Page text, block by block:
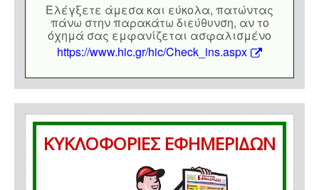
Eλέγξετε άμεσα και εύκολα, πατώντας
πάνω στην παρακάτω διεύθυνση, αν το
όχημά σας εμφανίζεται ασφαλισμένο
https://www.hic.gr/hic/Check_ins.aspx
ΚΥΚΛΟΦΟΡΙΕΣ ΕΦΗΜΕΡΙΔΩΝ